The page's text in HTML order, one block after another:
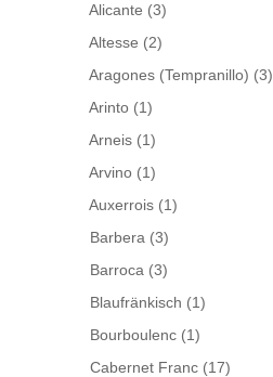
Alicante (3)
Altesse (2)
Aragones (Tempranillo) (3)
Arinto (1)
Arneis (1)
Arvino (1)
Auxerrois (1)
Barbera (3)
Barroca (3)
Blaufränkisch (1)
Bourboulenc (1)
Cabernet Franc (17)